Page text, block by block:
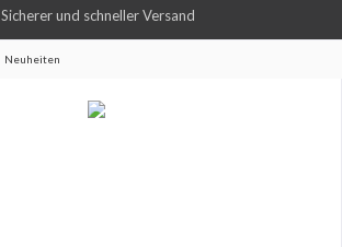
Sicherer und schneller Versand
Neuheiten